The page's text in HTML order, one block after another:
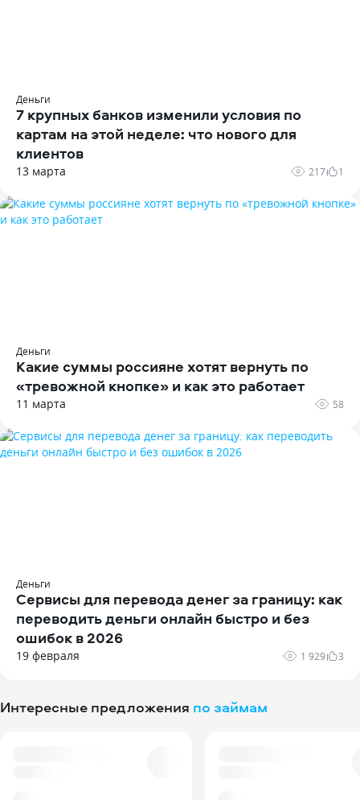
Деньги
7 крупных банков изменили условия по
картам на этой неделе: что нового для
клиентов
13 марта 217 1
Деньги
Какие суммы россияне хотят вернуть по
«тревожной кнопке» и как это работает
11 марта 58
Деньги
Сервисы для перевода денег за границу: как
переводить деньги онлайн быстро и без
ошибок в 2026
19 февраля 1 929 3
Интересные предложения по займам